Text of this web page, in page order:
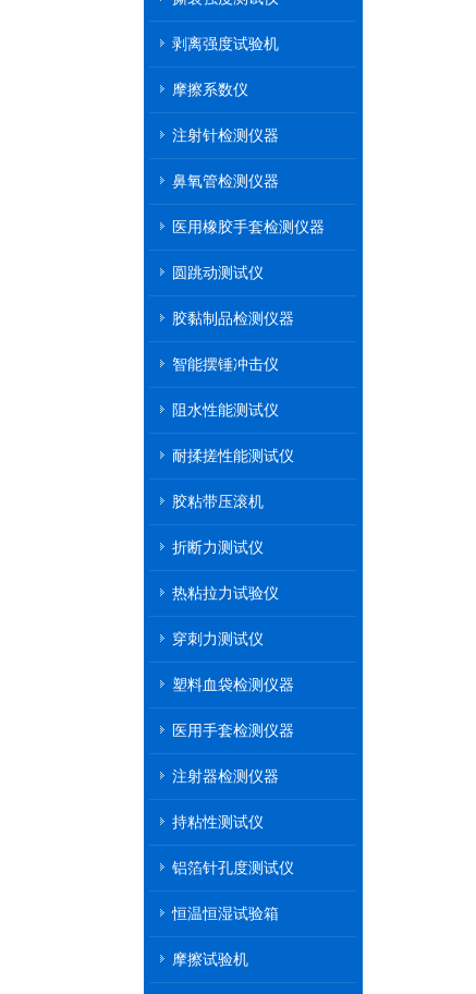
剥离强度试验机
摩擦系数仪
注射针检测仪器
鼻氧管检测仪器
医用橡胶手套检测仪器
圆跳动测试仪
胶黏制品检测仪器
智能摆锤冲击仪
阻水性能测试仪
耐揉搓性能测试仪
胶粘带压滚机
折断力测试仪
热粘拉力试验仪
穿刺力测试仪
塑料血袋检测仪器
医用手套检测仪器
注射器检测仪器
持粘性测试仪
铝箔针孔度测试仪
恒温恒湿试验箱
摩擦试验机